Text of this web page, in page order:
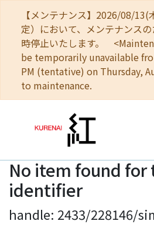
【メンテナンス】2026/08/
定）において、メンテナンス
時停止いたします。
be temporarily unavailable
PM (tentative) on Thursday,
to maintenance.
Home
Communities
Browse
No item found for
identifier
handle: 2433/228146/